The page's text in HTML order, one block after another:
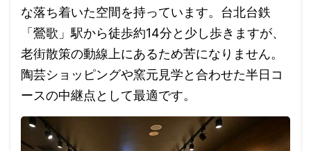
な落ち着いた空間を持っています。台北台鉄
「鶯歌」駅から徒歩約14分と少し歩きますが、
老街散策の動線上にあるため苦になりません。
陶芸ショッピングや窯元見学と合わせた半日コ
ースの中継点として最適です。